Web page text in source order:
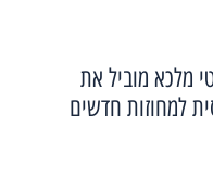
מלכא מוביל את
למחוזות חדשים